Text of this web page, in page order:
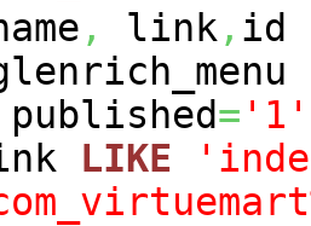
, link, id
published= '1'
LIKE